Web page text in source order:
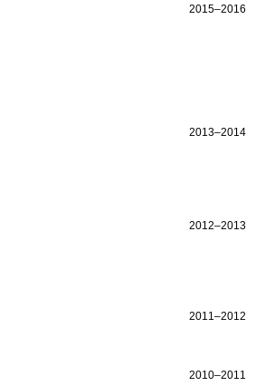
2015–2016
2013–2014
2012–2013
2011–2012
2010–2011